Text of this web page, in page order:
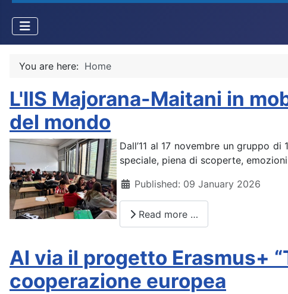
You are here: Home
L'IIS Majorana-Maitani in
del mondo
Dall’11 al 17 novembre un gruppo
speciale, piena di scoperte,
DetailsPublished: 09 January 2026
Read more …
Al via il progetto Erasmus+
cooperazione europea